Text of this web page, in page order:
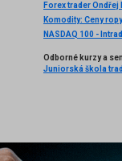
Forex trader
NASDAQ 100 -
Odborné kurzy a
Juniorská škola